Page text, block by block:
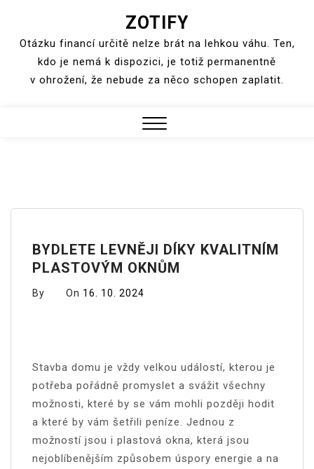
content
ZOTIFY
Otázku financí určitě nelze brát na lehkou váhu. Ten,
kdo je nemá k dispozici, je totiž permanentně
v ohrožení, že nebude za něco schopen zaplatit.
BYDLETE LEVNĚJI DÍKY KVALITNÍM
PLASTOVÝM OKNŮM
By On 16. 10. 2024
Stavba domu je vždy velkou událostí, kterou je
potřeba pořádně promyslet a svážit všechny
možnosti, které by se vám mohli později hodit
a které by vám šetřili peníze. Jednou z
možností jsou i plastová okna, která jsou
nejoblíbenějším způsobem úspory energie a na